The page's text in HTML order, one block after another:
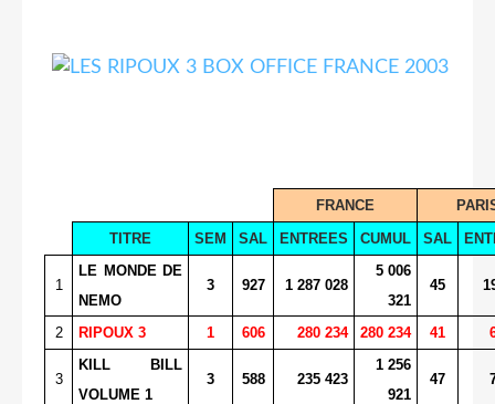
FRANCE
TITRE
SEM SAL ENTREES CUMUL SAL
1
LE MONDE DE
NEMO
3 927 1 287 028
5 006
321
45
2 RIPOUX 3 1 606 280 234 280 234 41
3
KILL BILL
VOLUME 1
3 588 235 423
1 256
921
47